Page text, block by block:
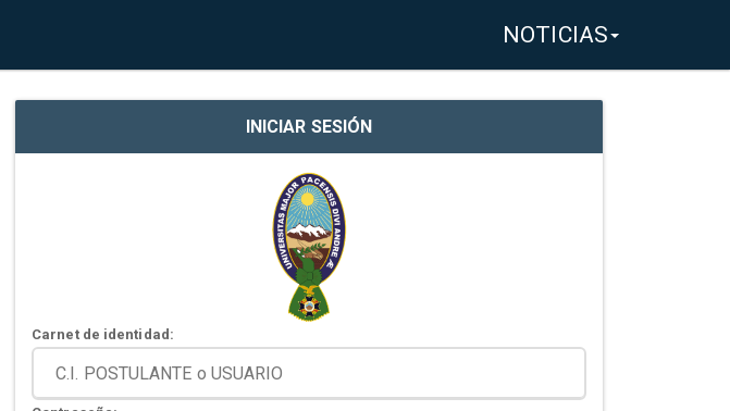
NOTICIAS
INICIAR SESIÓN
Carnet de identidad: